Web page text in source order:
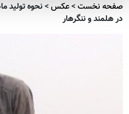
صفحه نخست>عکس>نحوه تولید
در هلمند و ننگرهار